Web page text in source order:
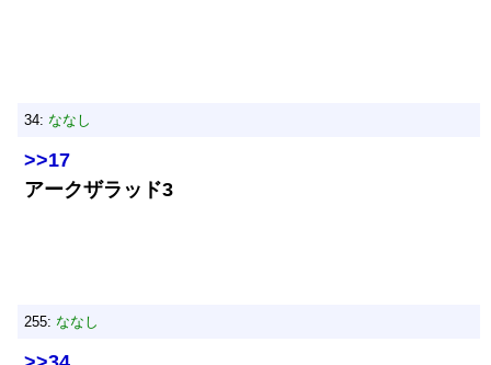
34: ななし
>>17
アークザラッド3
255: ななし